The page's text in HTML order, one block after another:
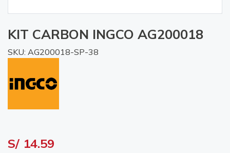
KIT CARBON INGCO AG200018
SKU: AG200018-SP-38
S/ 14.59